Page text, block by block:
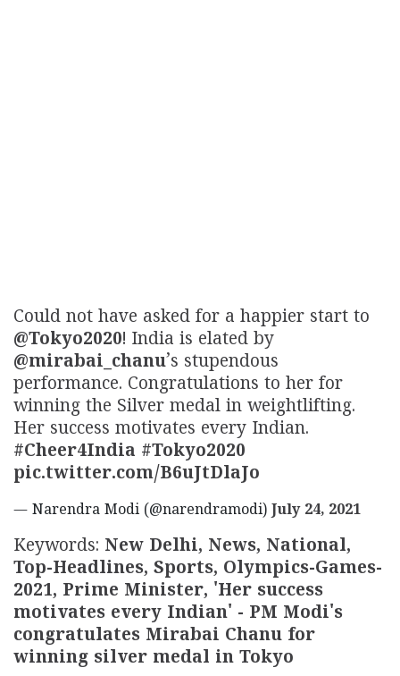
Could not have asked for a happier start to
@Tokyo2020! India is elated by
@mirabai_chanu’s stupendous
performance. Congratulations to her for
winning the Silver medal in weightlifting.
Her success motivates every Indian.
#Cheer4India #Tokyo2020
pic.twitter.com/B6uJtDlaJo
— Narendra Modi (@narendramodi) July 24, 2021
Keywords: New Delhi, News, National,
Top-Headlines, Sports, Olympics-Games-
2021, Prime Minister, 'Her success
motivates every Indian' - PM Modi's
congratulates Mirabai Chanu for
winning silver medal in Tokyo